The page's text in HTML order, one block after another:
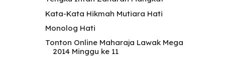
Kata-Kata Hikmah Mutiara Hati
Monolog Hati
Tonton Online Maharaja Lawak Mega
2014 Minggu ke 11